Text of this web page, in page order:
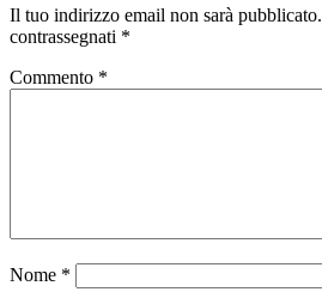
Il tuo indirizzo email non sarà pubblicato.
contrassegnati *
Commento *
Nome *